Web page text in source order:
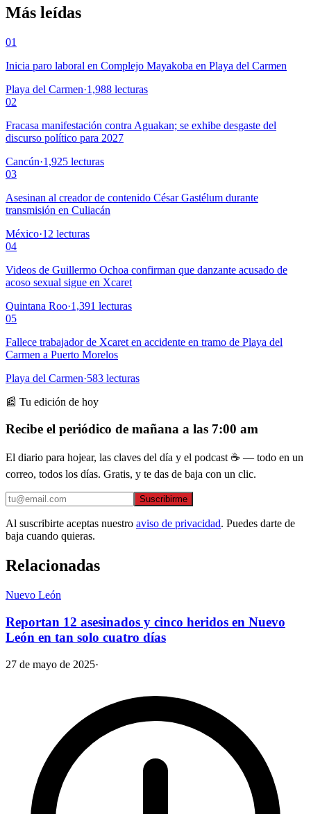
Más leídas
01
Inicia paro laboral en Complejo Mayakoba en Playa del Carmen
Playa del Carmen·1,988 lecturas
02
Fracasa manifestación contra Aguakan; se exhibe desgaste del
discurso político para 2027
Cancún·1,925 lecturas
03
Asesinan al creador de contenido César Gastélum durante
transmisión en Culiacán
México·12 lecturas
04
Videos de Guillermo Ochoa confirman que danzante acusado de
acoso sexual sigue en Xcaret
Quintana Roo·1,391 lecturas
05
Fallece trabajador de Xcaret en accidente en tramo de Playa del
Carmen a Puerto Morelos
Playa del Carmen·583 lecturas
📰 Tu edición de hoy
Recibe el periódico de mañana a las 7:00 am
El diario para hojear, las claves del día y el podcast ☕ — todo en un
correo, todos los días. Gratis, y te das de baja con un clic.
Suscribirme
Al suscribirte aceptas nuestro aviso de privacidad. Puedes darte de
baja cuando quieras.
Relacionadas
Nuevo León
Reportan 12 asesinados y cinco heridos en Nuevo
León en tan solo cuatro días
27 de mayo de 2025·